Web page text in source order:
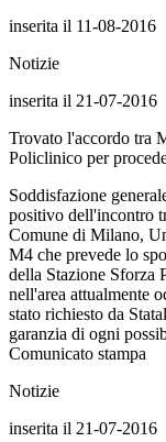
inserita il 11-08-2016
Notizie
inserita il 21-07-2016
Trovato l'accordo tra
Policlinico per
Soddisfazione
positivo dell'incontro
Comune di Milano,
M4 che prevede lo
della Stazione Sforza
nell'area attualmente
stato richiesto da
garanzia di ogni
Comunicato stampa
Notizie
inserita il 21-07-2016